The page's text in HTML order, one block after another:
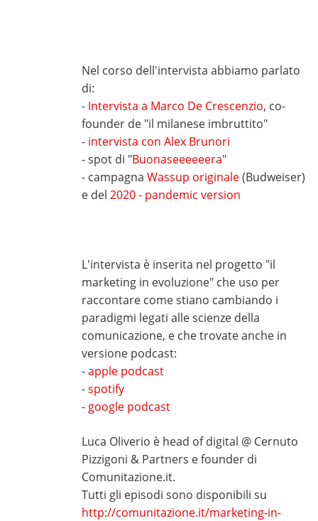
Nel corso dell'intervista abbiamo parlato
di:
- Intervista a Marco De Crescenzio, co-
founder de "il milanese imbruttito"
- intervista con Alex Brunori
- spot di "Buonaseeeeeera"
- campagna Wassup originale(Budweiser)
e del 2020 - pandemic version
L'intervista è inserita nel progetto "il
marketing in evoluzione" che uso per
raccontare come stiano cambiando i
paradigmi legati alle scienze della
comunicazione, e che trovate anche in
versione podcast:
-apple podcast
-spotify
- google podcast
Luca Oliverio è head of digital @ Cernuto
Pizzigoni & Partners e founder di
Comunitazione.it.
Tutti gli episodi sono disponibili su
http://comunitazione.it/marketing-in-